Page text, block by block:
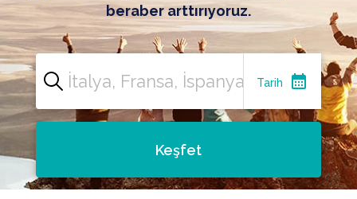
beraber arttırıyoruz.
Tarih calendar_month
Keşfet